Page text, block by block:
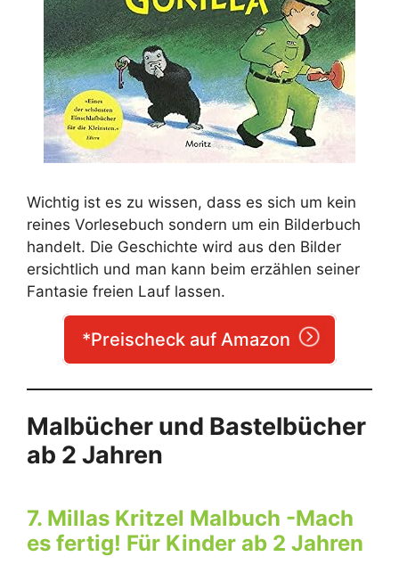
Wichtig ist es zu wissen, dass es sich um kein
reines Vorlesebuch sondern um ein Bilderbuch
handelt. Die Geschichte wird aus den Bilder
ersichtlich und man kann beim erzählen seiner
Fantasie freien Lauf lassen.
*Preischeck auf Amazon
Malbücher und Bastelbücher
ab 2 Jahren
7. Millas Kritzel Malbuch -Mach
es fertig! Für Kinder ab 2 Jahren